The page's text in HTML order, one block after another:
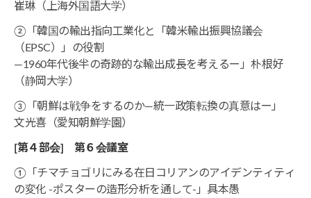
崔琳（上海外国語大学）
②「韓国の輸出指向工業化と「韓米輸出振興協議会
（EPSC）」の役割
―1960年代後半の奇跡的な輸出成長を考えるー」朴根好
（静岡大学）
③「朝鮮は戦争をするのか―統一政策転換の真意はー」
文光喜（愛知朝鮮学園）
[第４部会] 第６会議室
①「チマチョゴリにみる在日コリアンのアイデンティティ
の変化 -ポスターの造形分析を通して-」具本愚